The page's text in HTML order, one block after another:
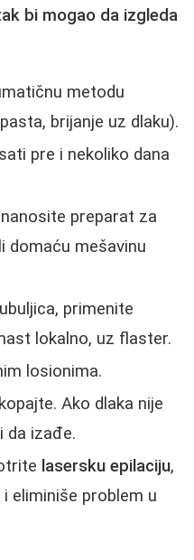
bi mogao da izgleda
metodu
brijanje uz dlaku).
pre i nekoliko dana
preparat za
domaću mešavinu
primenite
lokalno, uz flaster.
losionima.
Ako dlaka nije
da izađe.
lasersku epilaciju,
eliminiše problem u